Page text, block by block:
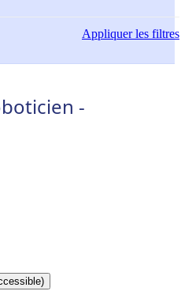
Appliquerles filtres
-